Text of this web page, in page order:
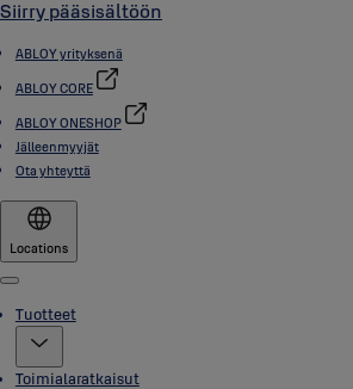
Siirry pääsisältöön
ABLOY yrityksenä
ABLOY CORE
ABLOY ONESHOP
Jälleenmyyjät
Ota yhteyttä
Locations
Menu
Tuotteet
Toimialaratkaisut